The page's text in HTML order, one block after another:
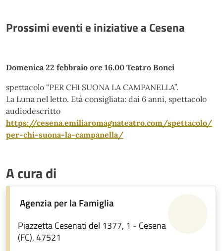
Prossimi eventi e iniziative a Cesena
Domenica 22 febbraio ore 16.00 Teatro Bonci
spettacolo “PER CHI SUONA LA CAMPANELLA”.
La Luna nel letto. Età consigliata: dai 6 anni, spettacolo
audiodescritto
https://cesena.emiliaromagnateatro.com/spettacolo/
per-chi-suona-la-campanella/
A cura di
Agenzia per la Famiglia
Piazzetta Cesenati del 1377, 1 - Cesena
(FC), 47521